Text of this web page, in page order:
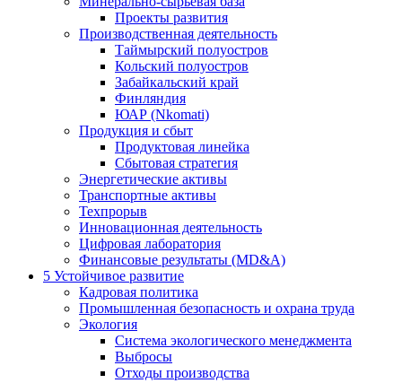
Проекты развития
Производственная деятельность
Таймырский полуостров
Кольский полуостров
Забайкальский край
Финляндия
ЮАР (Nkomati)
Продукция и сбыт
Продуктовая линейка
Сбытовая стратегия
Энергетические активы
Транспортные активы
Техпрорыв
Инновационная деятельность
Цифровая лаборатория
Финансовые результаты (MD&A)
5 Устойчивое развитие
Кадровая политика
Промышленная безопасность и охрана труда
Экология
Система экологического менеджмента
Выбросы
Отходы производства